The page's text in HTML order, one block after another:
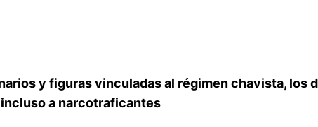
y figuras vinculadas al régimen chavista, los
a narcotraficantes